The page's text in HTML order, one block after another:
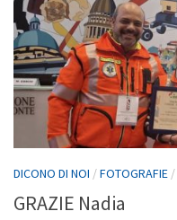
DICONO DI NOI /FOTOGRAFIE /
GRAZIE Nadia